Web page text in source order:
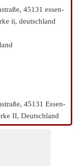
45131 essen-
ii, deutschland
45131 Essen-
II, Deutschland